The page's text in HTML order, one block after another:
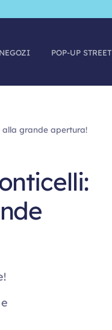
NEGOZI POP-UP STREET
alla grande apertura!